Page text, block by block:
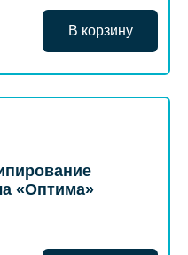
В корзину
«Оптима»